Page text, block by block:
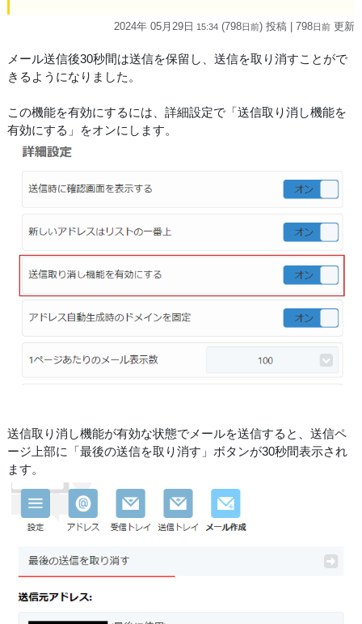
2024年 05月29日 15:34 (798日前) 投稿 | 798日前 更新
メール送信後30秒間は送信を保留し、送信を取り消すことがで
きるようになりました。
この機能を有効にするには、詳細設定で「送信取り消し機能を
有効にする」をオンにします。
送信取り消し機能が有効な状態でメールを送信すると、送信ペ
ージ上部に「最後の送信を取り消す」ボタンが30秒間表示され
ます。